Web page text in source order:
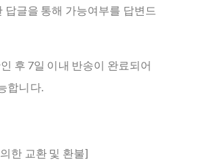
답글을 통해 가능여부를 답변드
후 7일 이내 반송이 완료되어
합니다.
한 교환 및 환불]